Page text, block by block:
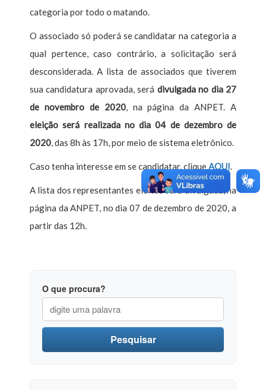
categoria por todo o matando.
O associado só poderá se candidatar na categoria a
qual pertence, caso contrário, a solicitação será
desconsiderada. A lista de associados que tiverem
sua candidatura aprovada, será divulgada no dia 27
de novembro de 2020, na página da ANPET. A
eleição será realizada no dia 04 de dezembro de
2020, das 8h às 17h, por meio de sistema eletrônico.
Caso tenha interesse em se candidatar, cliqueAQUI.
A lista dos representantes eleitos será divulgada, na
página da ANPET, no dia 07 de dezembro de 2020, a
partir das 12h.
O que procura?
Pesquisar